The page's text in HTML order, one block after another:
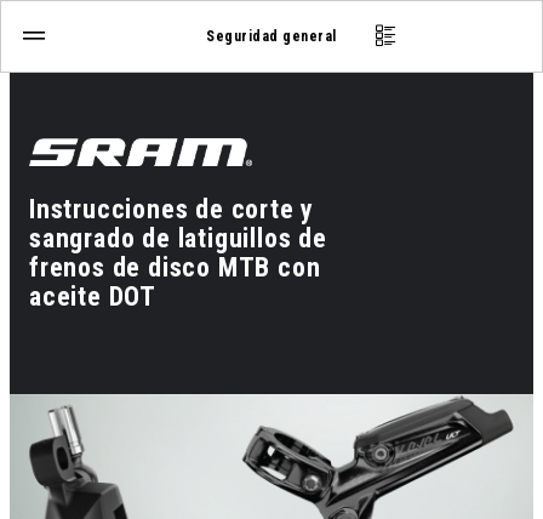
Seguridad general
Instrucciones de corte y
sangrado de latiguillos de
frenos de disco MTB con
aceite DOT